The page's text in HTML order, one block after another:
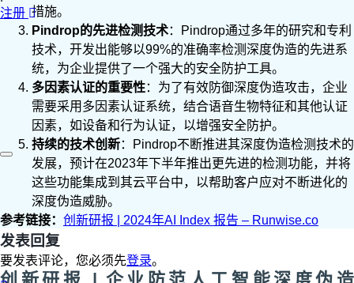
注册 措施。
Pindrop的先进检测技术：Pindrop通过多年的研究和专利
技术，开发出能够以99%的准确率检测深度伪造的先进系
统，为企业提供了一个强大的安全防护工具。
多因素认证的重要性：为了有效防御深度伪造攻击，企业
需要采用多因素认证系统，结合语音生物特征和其他认证
因素，如设备和行为认证，以增强安全防护。
持续的技术创新：Pindrop不断推进其深度伪造检测技术的
发展，预计在2023年下半年推出更先进的检测功能，并将
这些功能集成到其云平台中，以帮助客户应对不断进化的
深度伪造威胁。
参考链接： 创新研报 | 2024年AI Index 报告 – Runwise.co
发表回复
要发表评论，您必须先登录。